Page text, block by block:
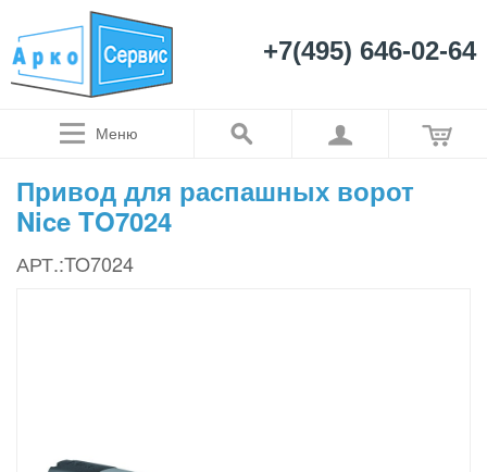
+7(495) 646-02-64
Меню
Привод для распашных ворот
Nice TO7024
АРТ.:TO7024